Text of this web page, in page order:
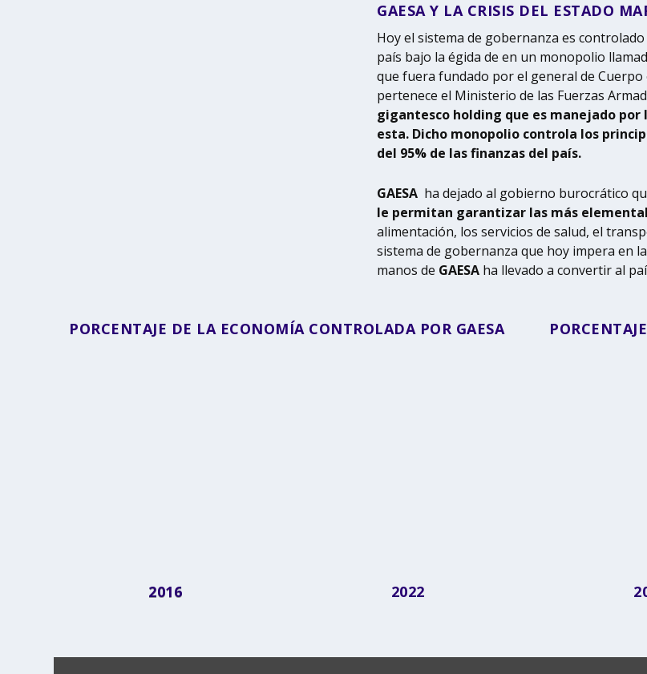
GAESA Y LA CRISIS DEL ESTADO
Hoy el sistema de gobernanza es
país bajo la égida de en un monopolio
que fuera fundado por el general de
pertenece el Ministerio de las Fuerzas
gigantesco holding que es manejado
esta. Dicho monopolio controla los
del 95% de las finanzas del país.
GAESA ha dejado al gobierno burocrático
le permitan garantizar las más
alimentación, los servicios de salud, el
sistema de gobernanza que hoy impera en
manos de GAESA ha llevado a convertir al
PORCENTAJE DE LA ECONOMÍA CONTROLADA POR GAESA
2016 2022